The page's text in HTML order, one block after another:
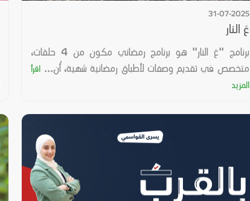
31-07-2025
عَ النار
برنامج "عَ النار" هو برنامج رمضاني مكون من 4 حلقات،
متخصص في تقديم وصفات لأطباق رمضانية شهية، أُن... اقرأ
المزيد